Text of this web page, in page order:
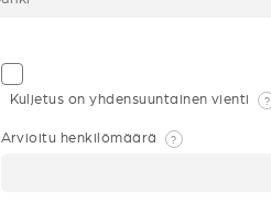
Kuljetus on yhdensuuntainen vienti ?
Arvioitu henkilömäärä ?